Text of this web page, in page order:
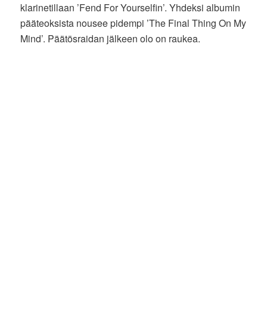
klarinetillaan ’Fend For Yourselfin’. Yhdeksi albumin
pääteoksista nousee pidempi ’The Final Thing On My
Mind’. Päätösraidan jälkeen olo on raukea.